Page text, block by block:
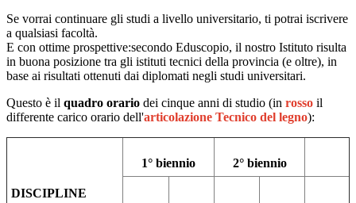
Se vorrai continuare gli studi a livello universitario, ti potrai iscrivere
a qualsiasi facoltà.
E con ottime prospettive:secondo Eduscopio, il nostro Istituto risulta
in buona posizione tra gli istituti tecnici della provincia (e oltre), in
base ai risultati ottenuti dai diplomati negli studi universitari.
Questo è il quadro orario dei cinque anni di studio (in rosso il
differente carico orario dell'articolazione Tecnico del legno):
DISCIPLINE
1° biennio 2° biennio